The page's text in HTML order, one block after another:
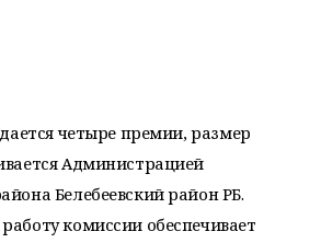
четыре премии, размер
Администрацией
Белебеевский район РБ.
комиссии обеспечивает